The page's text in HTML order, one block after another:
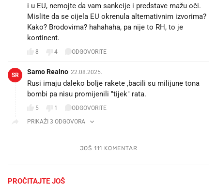
i u EU, nemojte da vam sankcije i predstave mažu oči.
Mislite da se cijela EU okrenula alternativnim izvorima?
Kako? Brodovima? hahahaha, pa nije to RH, to je
kontinent.
8 4 ODGOVORITE
SR Samo Realno 22.08.2025.
Rusi imaju daleko bolje rakete ,bacili su milijune tona
bombi pa nisu promijenili "tijek" rata.
5 1
ODGOVORITE
PRIKAŽI 3 ODGOVORA
JOŠ 111 KOMENTAR
PROČITAJTE JOŠ